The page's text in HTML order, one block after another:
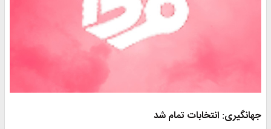
جهانگیری: انتخابات تمام شد